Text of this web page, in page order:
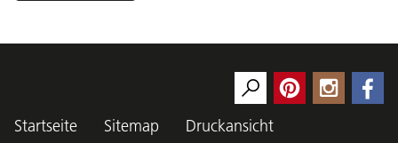
Startseite Sitemap
Druckansicht